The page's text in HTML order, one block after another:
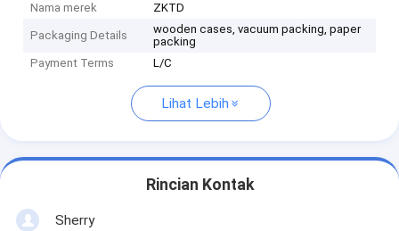
Nama merek ZKTD
Packaging Details
wooden cases, vacuum packing, paper
packing
Payment Terms
L/C
Lihat Lebih
Rincian Kontak
Sherry